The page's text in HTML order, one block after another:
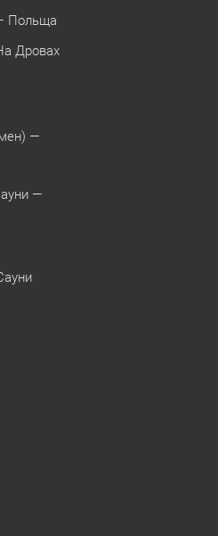
Польща
Дровах
—
—